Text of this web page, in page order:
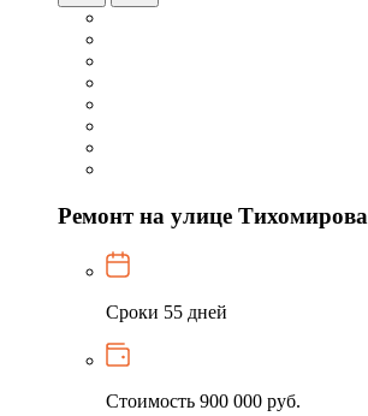
Ремонт на улице Тихомирова
Сроки 55 дней
Стоимость 900 000 руб.